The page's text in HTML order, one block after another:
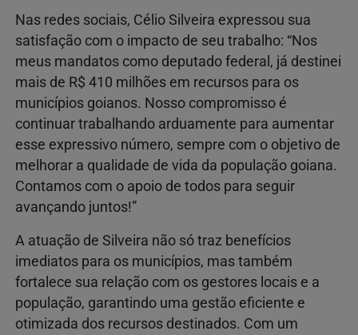
Nas redes sociais, Célio Silveira expressou sua
satisfação com o impacto de seu trabalho: “Nos
meus mandatos como deputado federal, já destinei
mais de R$ 410 milhões em recursos para os
municípios goianos. Nosso compromisso é
continuar trabalhando arduamente para aumentar
esse expressivo número, sempre com o objetivo de
melhorar a qualidade de vida da população goiana.
Contamos com o apoio de todos para seguir
avançando juntos!”
A atuação de Silveira não só traz benefícios
imediatos para os municípios, mas também
fortalece sua relação com os gestores locais e a
população, garantindo uma gestão eficiente e
otimizada dos recursos destinados. Com um